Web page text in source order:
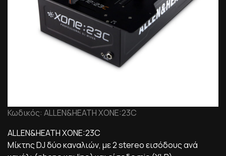
Κωδικός: ALLEN&HEATH XONE:23C
ALLEN&HEATH XONE:23C
Μίκτης DJ δύο καναλιών, με 2 stereo εισόδους ανά